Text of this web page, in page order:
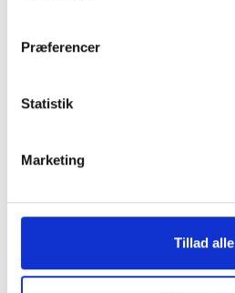
Præferencer
Statistik
Marketing
Tillad alle